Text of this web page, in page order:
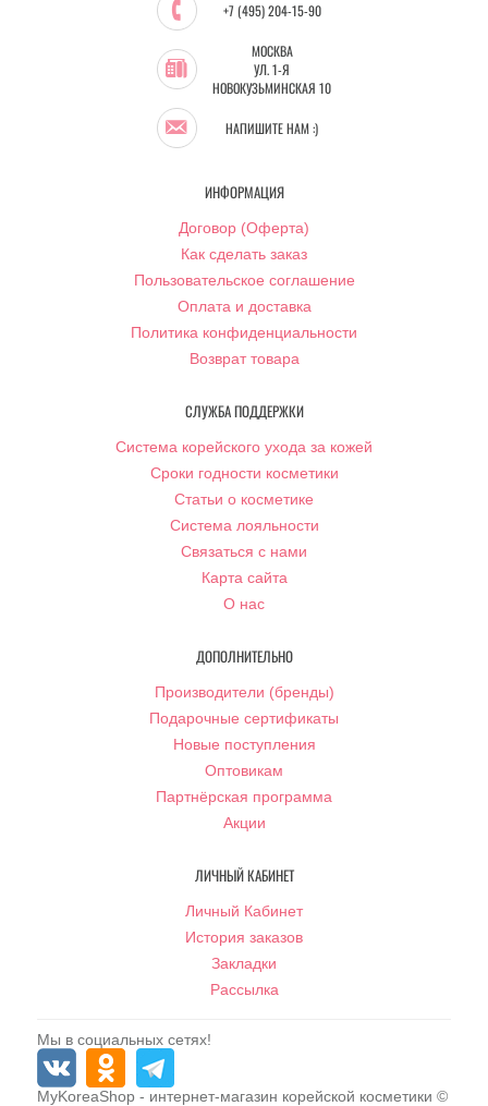
+7 (495) 204-15-90
МОСКВА
УЛ. 1-Я
НОВОКУЗЬМИНСКАЯ 10
НАПИШИТЕ НАМ :)
ИНФОРМАЦИЯ
Договор (Оферта)
Как сделать заказ
Пользовательское соглашение
Оплата и доставка
Политика конфиденциальности
Возврат товара
СЛУЖБА ПОДДЕРЖКИ
Система корейского ухода за кожей
Сроки годности косметики
Статьи о косметике
Система лояльности
Связаться с нами
Карта сайта
О нас
ДОПОЛНИТЕЛЬНО
Производители (бренды)
Подарочные сертификаты
Новые поступления
Оптовикам
Партнёрская программа
Акции
ЛИЧНЫЙ КАБИНЕТ
Личный Кабинет
История заказов
Закладки
Рассылка
Мы в социальных сетях!
MyKoreaShop - интернет-магазин корейской косметики ©